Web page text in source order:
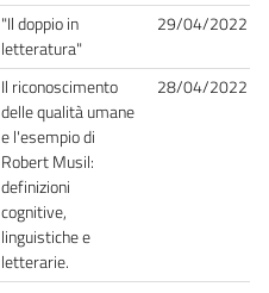
"Il doppio in
letteratura"
29/04/2022
Il riconoscimento
delle qualità umane
e l'esempio di
Robert Musil:
definizioni
cognitive,
linguistiche e
letterarie.
28/04/2022